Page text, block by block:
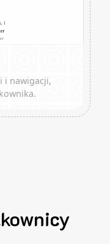
i nawigacji,